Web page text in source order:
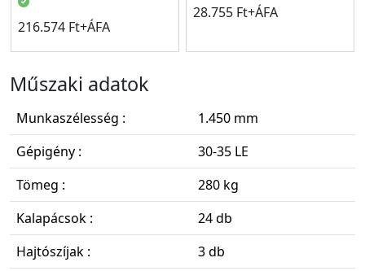
216.574 Ft+ÁFA
28.755 Ft+ÁFA
Műszaki adatok
Munkaszélesség :
1.450 mm
Gépigény :
30-35 LE
Tömeg :
280 kg
Kalapácsok :
24 db
Hajtószíjak :
3 db